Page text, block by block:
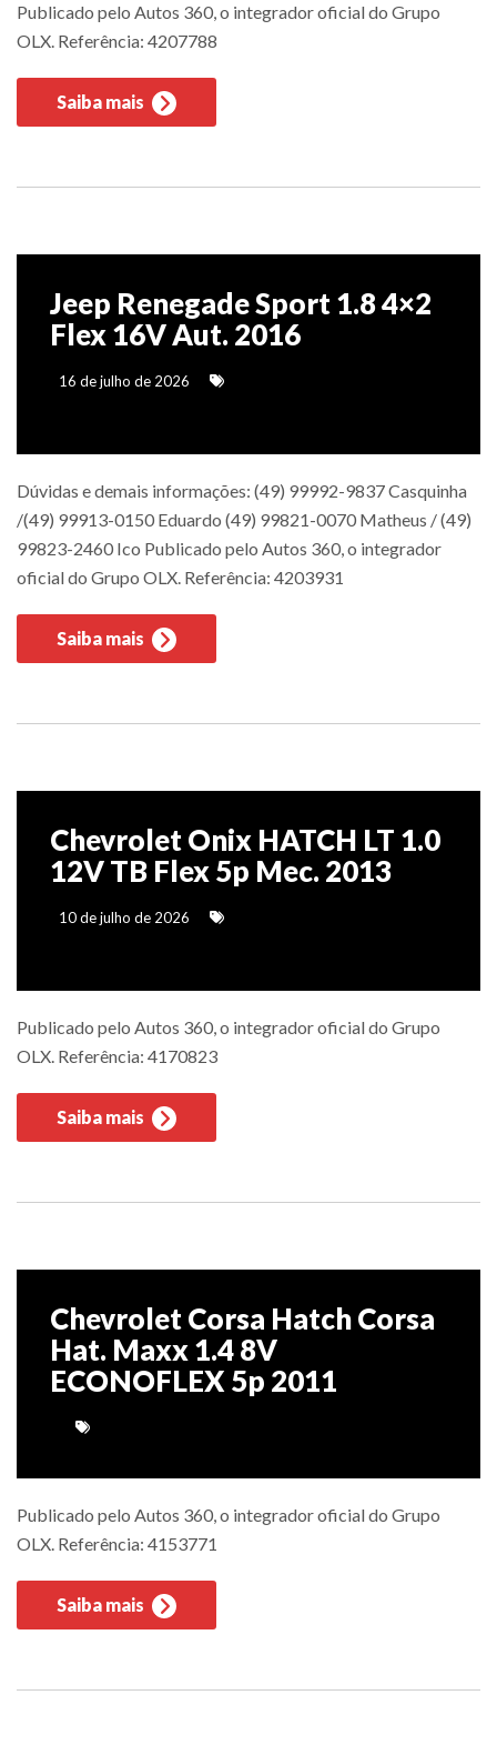
Publicado pelo Autos 360, o integrador oficial do Grupo
OLX. Referência: 4207788
Saiba mais
Jeep Renegade Sport 1.8 4×2
Flex 16V Aut. 2016
16 de julho de 2026
Dúvidas e demais informações: (49) 99992-9837 Casquinha
/(49) 99913-0150 Eduardo (49) 99821-0070 Matheus / (49)
99823-2460 Ico Publicado pelo Autos 360, o integrador
oficial do Grupo OLX. Referência: 4203931
Saiba mais
Chevrolet Onix HATCH LT 1.0
12V TB Flex 5p Mec. 2013
10 de julho de 2026
Publicado pelo Autos 360, o integrador oficial do Grupo
OLX. Referência: 4170823
Saiba mais
Chevrolet Corsa Hatch Corsa
Hat. Maxx 1.4 8V
ECONOFLEX 5p 2011
Publicado pelo Autos 360, o integrador oficial do Grupo
OLX. Referência: 4153771
Saiba mais